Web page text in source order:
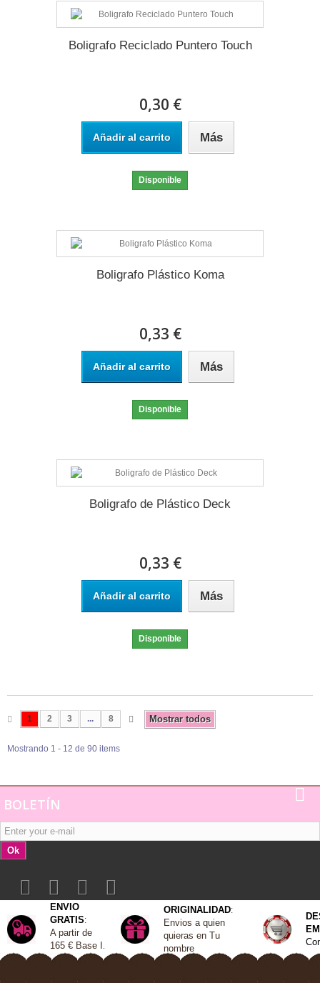
Boligrafo Reciclado Puntero Touch
0,30 €
Añadir al carrito Más
Disponible
Boligrafo Plástico Koma
0,33 €
Añadir al carrito Más
Disponible
Boligrafo de Plástico Deck
0,33 €
Añadir al carrito Más
Disponible
Mostrar todos
1 2 3 ... 8
Mostrando 1 - 12 de 90 items
BOLETÍN
Ok
ENVIO
GRATIS:
A partir de
165 € Base I
ORIGINALIDAD:
Envios a quien
quieras en Tu
nombre